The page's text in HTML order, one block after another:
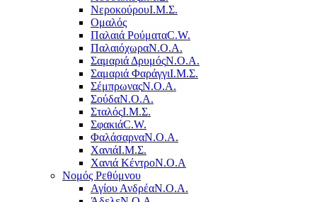
ΝεροκούρουΙ.Μ.Σ.
Ομαλός
Παλαιά ΡούματαC.W.
ΠαλαιόχωραΝ.Ο.Α.
Σαμαριά ΔρυμόςΝ.Ο.Α.
Σαμαριά ΦαράγγιΙ.Μ.Σ.
ΣέμπρωναςΝ.Ο.Α.
ΣούδαΝ.Ο.Α.
ΣταλόςΙ.Μ.Σ.
ΣφακιάC.W.
ΦαλάσαρναΝ.Ο.Α.
ΧανιάΙ.Μ.Σ.
Χανιά ΚέντροN.O.A
Νομός Ρεθύμνου
Αγίου ΑνδρέαΝ.Ο.Α.